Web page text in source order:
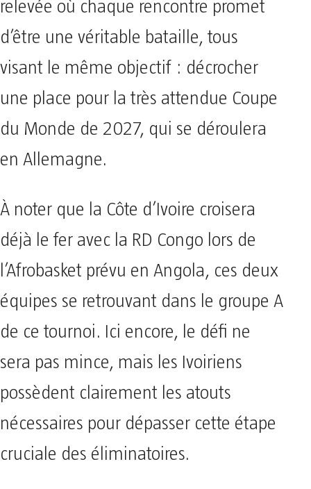
relevée où chaque rencontre promet
d’être une véritable bataille, tous
visant le même objectif : décrocher
une place pour la très attendue Coupe
du Monde de 2027, qui se déroulera
en Allemagne.
À noter que la Côte d’Ivoire croisera
déjà le fer avec la RD Congo lors de
l’Afrobasket prévu en Angola, ces deux
équipes se retrouvant dans le groupe A
de ce tournoi. Ici encore, le défi ne
sera pas mince, mais les Ivoiriens
possèdent clairement les atouts
nécessaires pour dépasser cette étape
cruciale des éliminatoires.